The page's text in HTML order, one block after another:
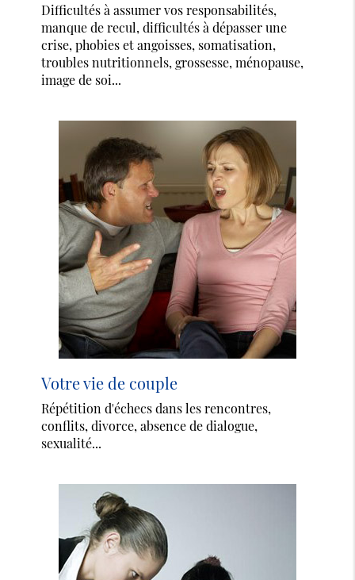
Difficultés à assumer vos responsabilités,
manque de recul, difficultés à dépasser une
crise, phobies et angoisses, somatisation,
troubles nutritionnels, grossesse, ménopause,
image de soi...
Votre vie de couple
Répétition d'échecs dans les rencontres,
conflits, divorce, absence de dialogue,
sexualité...